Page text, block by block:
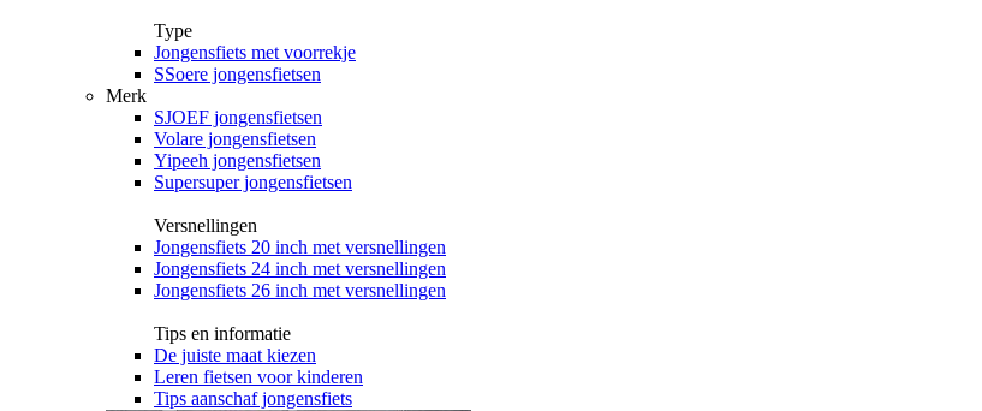
Type
Jongensfiets met voorrekje
SSoere jongensfietsen
Merk
SJOEF jongensfietsen
Volare jongensfietsen
Yipeeh jongensfietsen
Supersuper jongensfietsen
Versnellingen
Jongensfiets 20 inch met versnellingen
Jongensfiets 24 inch met versnellingen
Jongensfiets 26 inch met versnellingen
Tips en informatie
De juiste maat kiezen
Leren fietsen voor kinderen
Tips aanschaf jongensfiets